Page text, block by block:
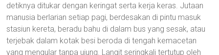
detiknya ditukar dengan keringat serta kerja keras. Jutaan
manusia berlarian setiap pagi, berdesakan di pintu masuk
stasiun kereta, beradu bahu di dalam bus yang sesak, atau
terjebak dalam kotak besi beroda di tengah kemacetan
yang mengular tanpa ujung. Langit seringkali tertutup oleh